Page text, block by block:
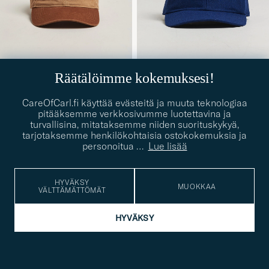
Khaki/Brown
J.LINDEBERG
50€
UUTUUS
Räätälöimme kokemuksesi!
CareOfCarl.fi käyttää evästeitä ja muuta teknologiaa
pitääksemme verkkosivumme luotettavina ja
turvallisina, mitataksemme niiden suorituskykyä,
tarjotaksemme henkilökohtaisia ostokokemuksia ja
personoitua … Lue lisää
HYVÄKSY
VÄLTTÄMÄTTÖMÄT
MUOKKAA
HYVÄKSY